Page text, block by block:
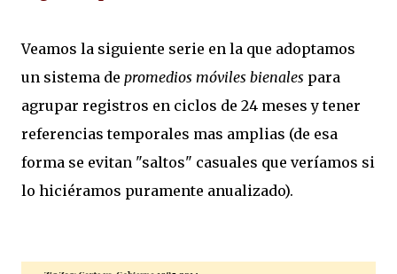
Veamos la siguiente serie en la que adoptamos
un sistema de promedios móviles bienales para
agrupar registros en ciclos de 24 meses y tener
referencias temporales mas amplias (de esa
forma se evitan "saltos" casuales que veríamos si
lo hiciéramos puramente anualizado).